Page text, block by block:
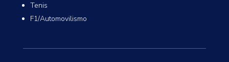
Tenis
F1/Automovilismo